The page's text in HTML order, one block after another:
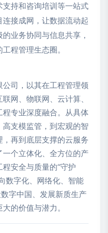
持和咨询培训等一站式
接成网，让数据流动起
业务协同与信息共享，
程管理生态圈。
司，以其在工程管理领
网、物联网、云计算、
专业深度融合。从具体
支模监管，到宏观的智
再到底层支撑的云服务
个立体化、全方位的产
安全与质量的“守护
数字化、网络化、智能
字中国、发展新质生产
的价值与潜力。